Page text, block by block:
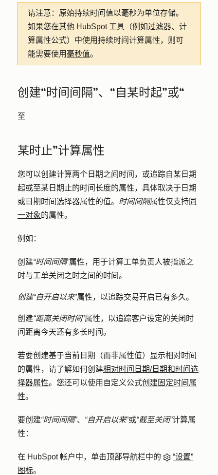
请注意： 原始持续时间值以毫秒为单位存储。
如果您在其他 HubSpot 工具（例如过滤器、计
算属性公式）中使用持续时间计算属性，则可
能需要使用 毫秒值。
创建“时间间隔”、“自某时起”或“
至
某时止”计算属性
您可以创建计算两个日期之间时间，或追踪自某日期
起或至某日期止的时间长度的属性，具体取决于日期
或日期时间选择器属性的值。 时间间隔属性仅支持同
一对象的属性。
例如：
创建“时间间隔”属性，用于计算工单负责人被指派之
时与工单关闭之时之间的时间。
创建“自开启以来”属性，以追踪交易开启已有多久。
创建“距离关闭时间”属性，以追踪客户设定的关闭时
间距离今天还有多长时间。
若要创建基于当前日期（而非属性值）显示相对时间
的属性，请了解如何创建相对时间日期/日期和时间选
择器属性。您还可以使用自定义公式创建固定时间属
性。
要创建“时间间隔”、 “自开启以来”或“截至关闭”计算属
性：
在 HubSpot 帐户中，单击顶部导航栏中的
“设置”
图标。